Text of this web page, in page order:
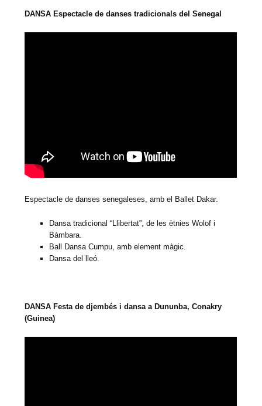
DANSA Espectacle de danses tradicionals del Senegal
Espectacle de danses senegaleses, amb el Ballet Dakar.
Dansa tradicional “Llibertat”, de les ètnies Wolof i
Bàmbara.
Ball Dansa Cumpu, amb element màgic.
Dansa del lleó.
DANSA Festa de djembés i dansa a Dununba, Conakry
(Guinea)